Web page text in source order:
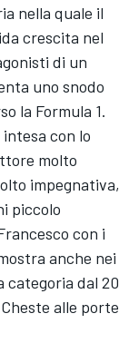
nella quale il
crescita nel
di un
uno snodo
la Formula 1.
con lo
molto
impegnativa,
piccolo
con i
anche nei
dal 20
alle porte